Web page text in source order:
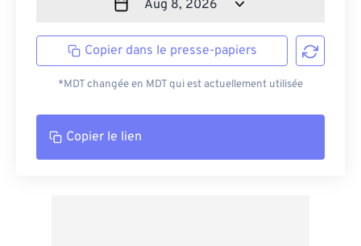
Copier dans le presse-papiers
*MDT changée en MDT qui est actuellement utilisée
Copier le lien